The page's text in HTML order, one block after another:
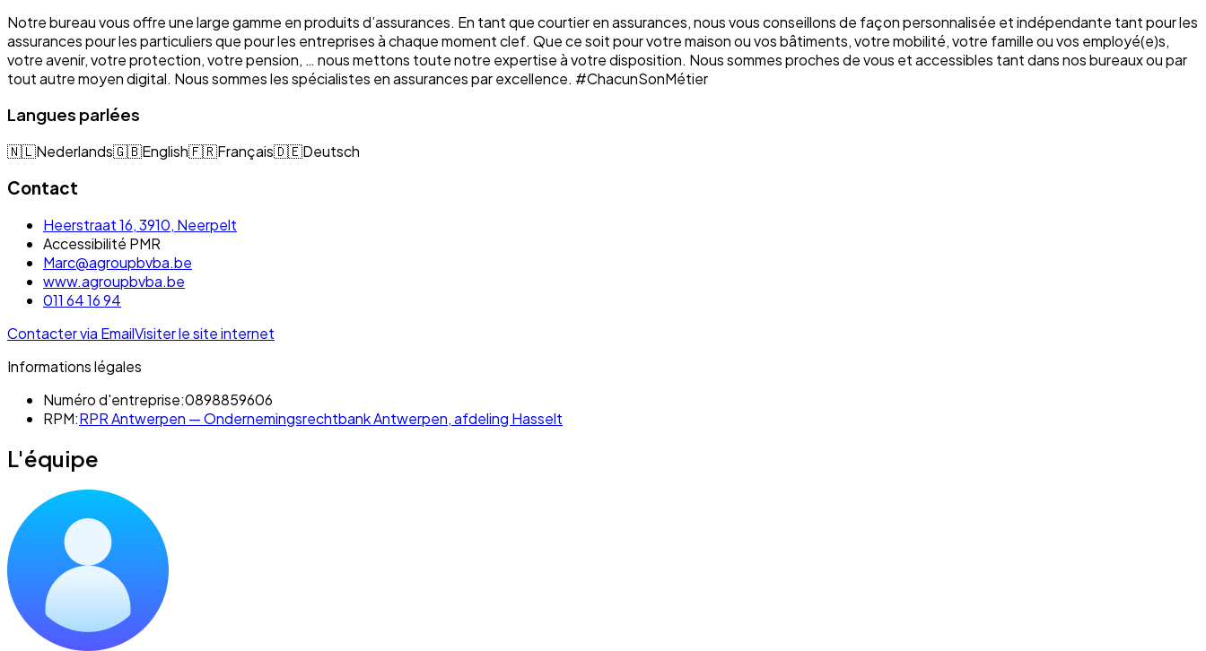
Notre bureau vous offre une large gamme en produits d’assurances. En tant que courtier en assurances, nous vous conseillons de façon personnalisée et indépendante tant pour les
assurances pour les particuliers que pour les entreprises à chaque moment clef. Que ce soit pour votre maison ou vos bâtiments, votre mobilité, votre famille ou vos employé(e)s,
votre avenir, votre protection, votre pension, … nous mettons toute notre expertise à votre disposition. Nous sommes proches de vous et accessibles tant dans nos bureaux ou par
tout autre moyen digital. Nous sommes les spécialistes en assurances par excellence. #ChacunSonMétier
Langues parlées
🇳🇱Nederlands🇬🇧English🇫🇷Français🇩🇪Deutsch
Contact
Heerstraat 16, 3910, Neerpelt
Accessibilité PMR
Marc@agroupbvba.be
www.agroupbvba.be
011 64 16 94
Contacter via EmailVisiter le site internet
Informations légales
Numéro d'entreprise:0898859606
RPM:RPR Antwerpen — Ondernemingsrechtbank Antwerpen, afdeling Hasselt
L'équipe